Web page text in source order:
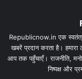
Republicnow.in एक
खबरें प्रदान करता है। हमारा
आप तक पहुँचाएँ। राजनीति,
निष्पक्ष और